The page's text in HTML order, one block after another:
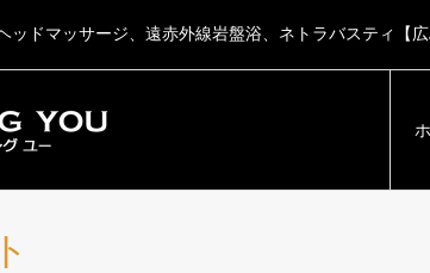
ッドマッサージ、遠赤外線岩盤浴、ネトラバスティ【広